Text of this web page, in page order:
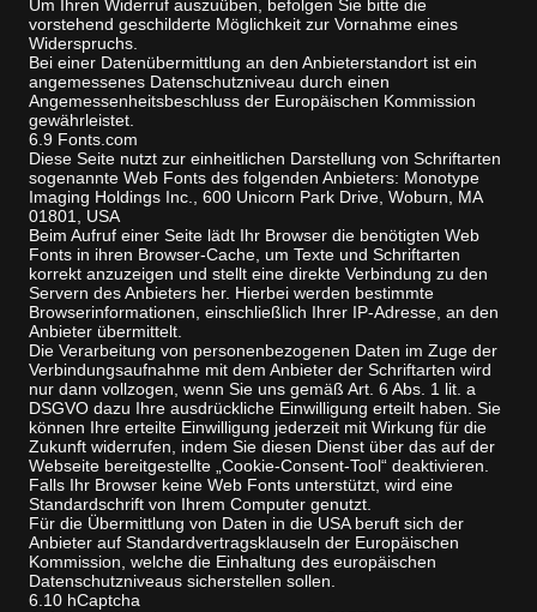
Um Ihren Widerruf auszuüben, befolgen Sie bitte die
vorstehend geschilderte Möglichkeit zur Vornahme eines
Widerspruchs.
Bei einer Datenübermittlung an den Anbieterstandort ist ein
angemessenes Datenschutzniveau durch einen
Angemessenheitsbeschluss der Europäischen Kommission
gewährleistet.
6.9 Fonts.com
Diese Seite nutzt zur einheitlichen Darstellung von Schriftarten
sogenannte Web Fonts des folgenden Anbieters: Monotype
Imaging Holdings Inc., 600 Unicorn Park Drive, Woburn, MA
01801, USA
Beim Aufruf einer Seite lädt Ihr Browser die benötigten Web
Fonts in ihren Browser-Cache, um Texte und Schriftarten
korrekt anzuzeigen und stellt eine direkte Verbindung zu den
Servern des Anbieters her. Hierbei werden bestimmte
Browserinformationen, einschließlich Ihrer IP-Adresse, an den
Anbieter übermittelt.
Die Verarbeitung von personenbezogenen Daten im Zuge der
Verbindungsaufnahme mit dem Anbieter der Schriftarten wird
nur dann vollzogen, wenn Sie uns gemäß Art. 6 Abs. 1 lit. a
DSGVO dazu Ihre ausdrückliche Einwilligung erteilt haben. Sie
können Ihre erteilte Einwilligung jederzeit mit Wirkung für die
Zukunft widerrufen, indem Sie diesen Dienst über das auf der
Webseite bereitgestellte „Cookie-Consent-Tool“ deaktivieren.
Falls Ihr Browser keine Web Fonts unterstützt, wird eine
Standardschrift von Ihrem Computer genutzt.
Für die Übermittlung von Daten in die USA beruft sich der
Anbieter auf Standardvertragsklauseln der Europäischen
Kommission, welche die Einhaltung des europäischen
Datenschutzniveaus sicherstellen sollen.
6.10 hCaptcha